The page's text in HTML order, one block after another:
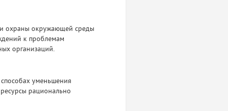
и охраны окружающей среды
к проблемам
организаций.
уменьшения
рационально